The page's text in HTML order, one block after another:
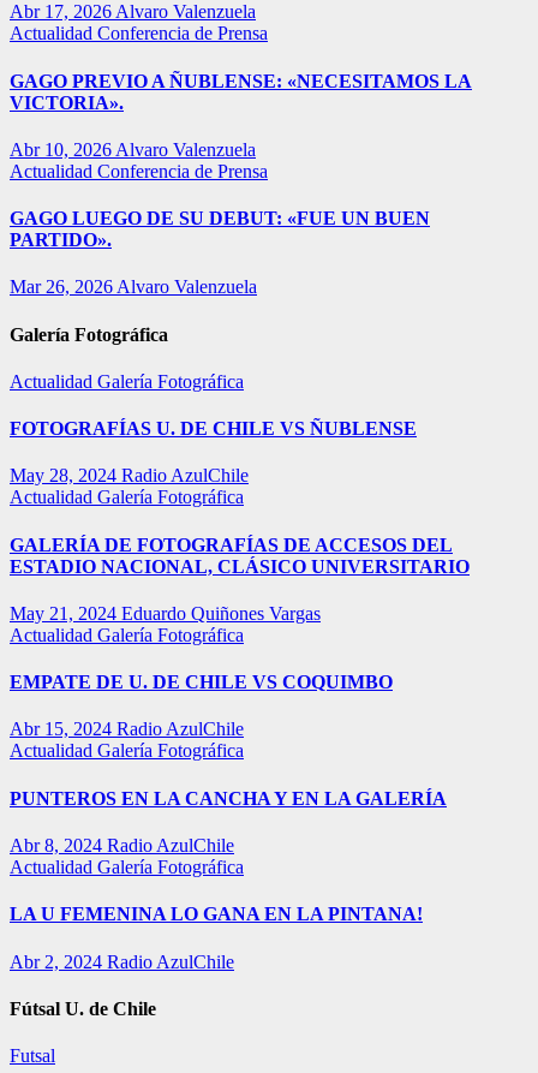
Abr 17, 2026 Alvaro Valenzuela
Actualidad Conferencia de Prensa
GAGO PREVIO A ÑUBLENSE: «NECESITAMOS LA
VICTORIA».
Abr 10, 2026 Alvaro Valenzuela
Actualidad Conferencia de Prensa
GAGO LUEGO DE SU DEBUT: «FUE UN BUEN
PARTIDO».
Mar 26, 2026 Alvaro Valenzuela
Galería Fotográfica
Actualidad Galería Fotográfica
FOTOGRAFÍAS U. DE CHILE VS ÑUBLENSE
May 28, 2024 Radio AzulChile
Actualidad Galería Fotográfica
GALERÍA DE FOTOGRAFÍAS DE ACCESOS DEL
ESTADIO NACIONAL, CLÁSICO UNIVERSITARIO
May 21, 2024 Eduardo Quiñones Vargas
Actualidad Galería Fotográfica
EMPATE DE U. DE CHILE VS COQUIMBO
Abr 15, 2024 Radio AzulChile
Actualidad Galería Fotográfica
PUNTEROS EN LA CANCHA Y EN LA GALERÍA
Abr 8, 2024 Radio AzulChile
Actualidad Galería Fotográfica
LA U FEMENINA LO GANA EN LA PINTANA!
Abr 2, 2024 Radio AzulChile
Fútsal U. de Chile
Futsal